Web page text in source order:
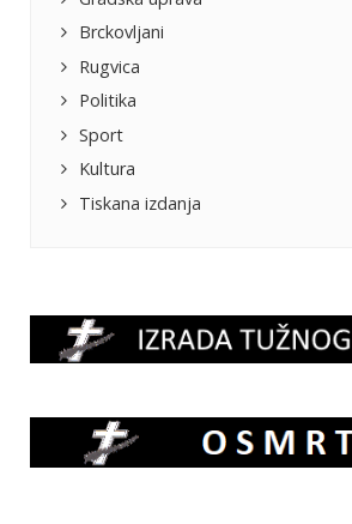
Brckovljani
Rugvica
Politika
Sport
Kultura
Tiskana izdanja